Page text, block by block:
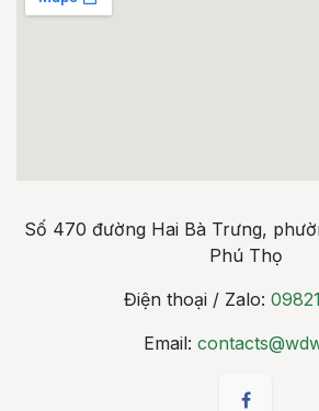
Số 470 đường Hai Bà Trưng,
Phú Thọ
Điện thoại / Zalo:
Email: